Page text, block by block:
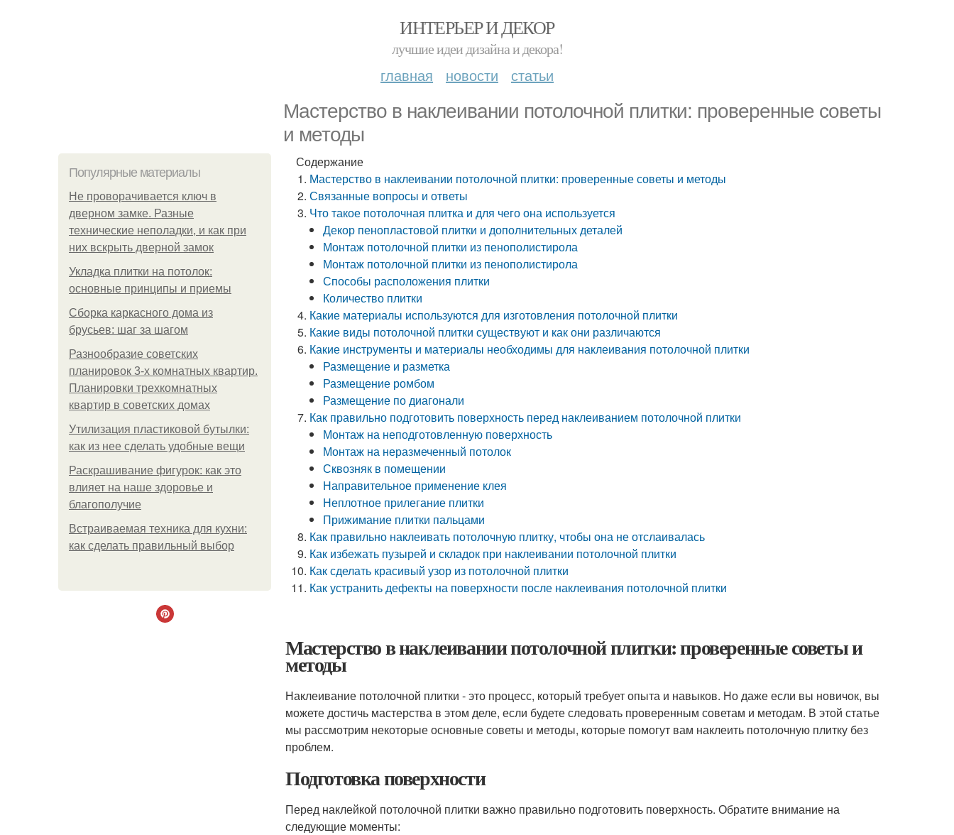
ИНТЕРЬЕР И ДЕКОР
лучшие идеи дизайна и декора!
главная новости статьи
Мастерство в наклеивании потолочной плитки: проверенные советы
и методы
Популярные материалы
Не проворачивается ключ в
дверном замке. Разные
технические неполадки, и как при
них вскрыть дверной замок
Укладка плитки на потолок:
основные принципы и приемы
Сборка каркасного дома из
брусьев: шаг за шагом
Разнообразие советских
планировок 3-х комнатных квартир.
Планировки трехкомнатных
квартир в советских домах
Утилизация пластиковой бутылки:
как из нее сделать удобные вещи
Раскрашивание фигурок: как это
влияет на наше здоровье и
благополучие
Встраиваемая техника для кухни:
как сделать правильный выбор
Содержание
Мастерство в наклеивании потолочной плитки: проверенные советы и методы
Связанные вопросы и ответы
Что такое потолочная плитка и для чего она используется
Декор пенопластовой плитки и дополнительных деталей
Монтаж потолочной плитки из пенополистирола
Монтаж потолочной плитки из пенополистирола
Способы расположения плитки
Количество плитки
Какие материалы используются для изготовления потолочной плитки
Какие виды потолочной плитки существуют и как они различаются
Какие инструменты и материалы необходимы для наклеивания потолочной плитки
Размещение и разметка
Размещение ромбом
Размещение по диагонали
Как правильно подготовить поверхность перед наклеиванием потолочной плитки
Монтаж на неподготовленную поверхность
Монтаж на неразмеченный потолок
Сквозняк в помещении
Направительное применение клея
Неплотное прилегание плитки
Прижимание плитки пальцами
Как правильно наклеивать потолочную плитку, чтобы она не отслаивалась
Как избежать пузырей и складок при наклеивании потолочной плитки
Как сделать красивый узор из потолочной плитки
Как устранить дефекты на поверхности после наклеивания потолочной плитки
Мастерство в наклеивании потолочной плитки: проверенные советы и
методы
Наклеивание потолочной плитки - это процесс, который требует опыта и навыков. Но даже если вы новичок, вы
можете достичь мастерства в этом деле, если будете следовать проверенным советам и методам. В этой статье
мы рассмотрим некоторые основные советы и методы, которые помогут вам наклеить потолочную плитку без
проблем.
Подготовка поверхности
Перед наклейкой потолочной плитки важно правильно подготовить поверхность. Обратите внимание на
следующие моменты: